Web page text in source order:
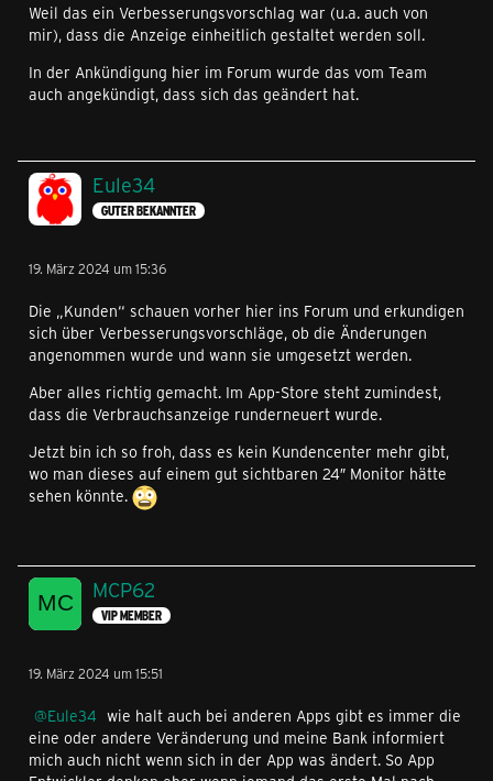
Weil das ein Verbesserungsvorschlag war (u.a. auch von
mir), dass die Anzeige einheitlich gestaltet werden soll.
In der Ankündigung hier im Forum wurde das vom Team
auch angekündigt, dass sich das geändert hat.
Eule34
GUTER BEKANNTER
19. März 2024 um 15:36
Die „Kunden“ schauen vorher hier ins Forum und erkundigen
sich über Verbesserungsvorschläge, ob die Änderungen
angenommen wurde und wann sie umgesetzt werden.
Aber alles richtig gemacht. Im App-Store steht zumindest,
dass die Verbrauchsanzeige runderneuert wurde.
Jetzt bin ich so froh, dass es kein Kundencenter mehr gibt,
wo man dieses auf einem gut sichtbaren 24″ Monitor hätte
sehen könnte.
MCP62
VIP MEMBER
19. März 2024 um 15:51
Eule34 wie halt auch bei anderen Apps gibt es immer die
eine oder andere Veränderung und meine Bank informiert
mich auch nicht wenn sich in der App was ändert. So App